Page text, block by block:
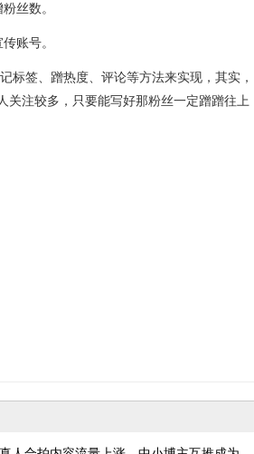
丝数。
账号。
标签、蹭热度、评论等方法来实现，其实，
关注较多，只要能写好那粉丝一定蹭蹭往上